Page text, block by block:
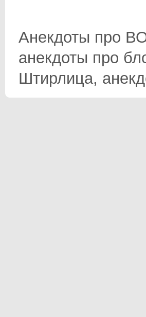
Анекдоты про
анекдоты про
Штирлица,